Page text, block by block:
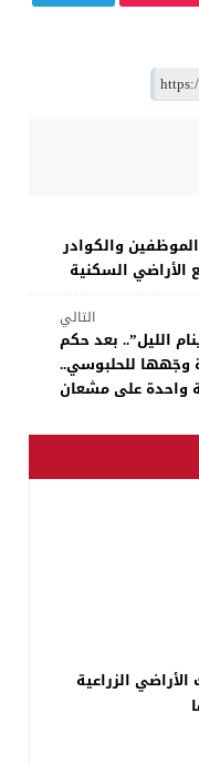
والكوادر
الأراضي السكنية
التالي
الليل”.. بعد حكم
وجّهها للحلبوسي..
واحدة على مشعان
الزراعية